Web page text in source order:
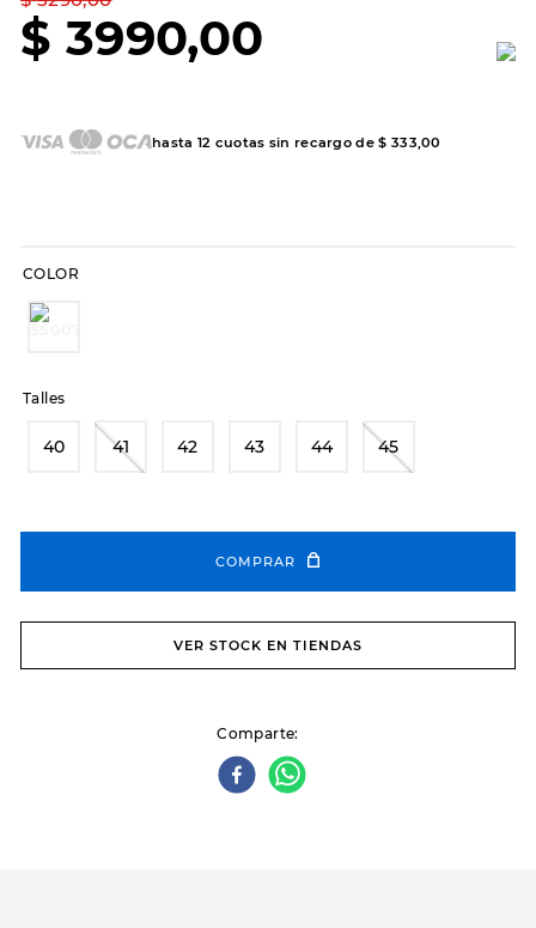
$ 3990,00
hasta 12 cuotas sin recargo de$ 333 ,00
COLOR
Talles
40 41 42 43 44 45
COMPRAR
VER STOCK EN TIENDAS
Comparte